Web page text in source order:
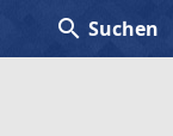
search Suchen